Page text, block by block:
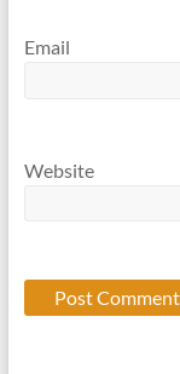
Email
Website